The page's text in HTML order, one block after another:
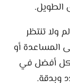
الطويل.
ولا تنتظر
المساعدة أو
أفضل في
وبدقة.